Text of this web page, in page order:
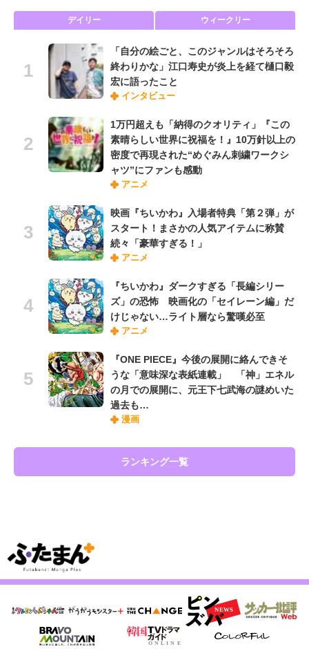
デイリー ウィークリー
「自分の絵ごと、このジャンルはそろそろ
終わりかな」江口寿史が炎上を経て樋口毅
宏に語ったこと
インタビュー
1万円超えも「納得のクオリティ」『この
素晴らしい世界に祝福を！』10万針以上の
密度で再現された“めぐみん刺繍ワークシ
ャツ”にファンも感動
アニメ
映画『ちいかわ』入場者特典「第２弾」が
スタート！まさかの人気アイテムに称賛
続々「豪華すぎる！」
アニメ
『ちいかわ』ダークすぎる「長編シリー
ズ」の恐怖 映画化の「セイレーン編」だ
けじゃない…ライト層なら驚嘆必至
アニメ
『ONE PIECE』今後の展開に絡んできそ
うな「意味深な表紙連載」 「神」エネル
の月での展開に、元王下七武海の謎めいた
過去も…
漫画
ランキング一覧